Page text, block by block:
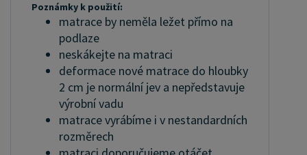
Poznámky k použití:
matrace by neměla ležet přímo na
podlaze
neskákejte na matraci
deformace nové matrace do hloubky
2 cm je normální jev a nepředstavuje
výrobní vadu
matrace vyrábíme i v nestandardních
rozměrech